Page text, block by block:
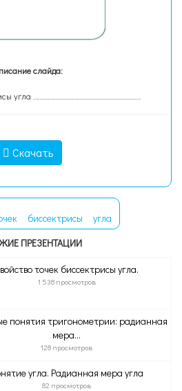
слайда:
угла ………………………………………………………….
Скачать
биссектрисы
угла
ПРЕЗЕНТАЦИИ
точек биссектрисы угла.
1 538 просмотров
понятия тригонометрии: радианная
мера...
128 просмотров
угла. Радианная мера угла
82 просмотров